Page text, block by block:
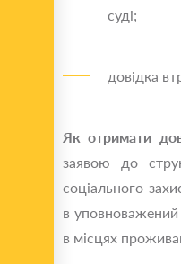
суді;
довідка
Як отримати
заявою до
соціального
в
в місцях